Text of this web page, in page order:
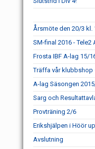
Årsmöte den 20/3 kl.
SM-final 2016 - Tele2
Frosta IBF A-lag 15/
Träffa vår klubbshop
A-lag Säsongen
Sarg och
Provträning 2/6
Erikshjälpen i Höör
Avslutning